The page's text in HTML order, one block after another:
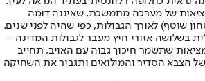
של מערכה מתמשכת, שאיננה דומה
שוטף) לאורך הגבולות, כפי שהיה לפני שנים.
בשלושה אזורי חיץ מעבר לגבולות המדינה -
שתשמר חיכוך גבוה עם האויב, תחייב
הצבא הסדיר והמילואים ותגביר את השחיקה